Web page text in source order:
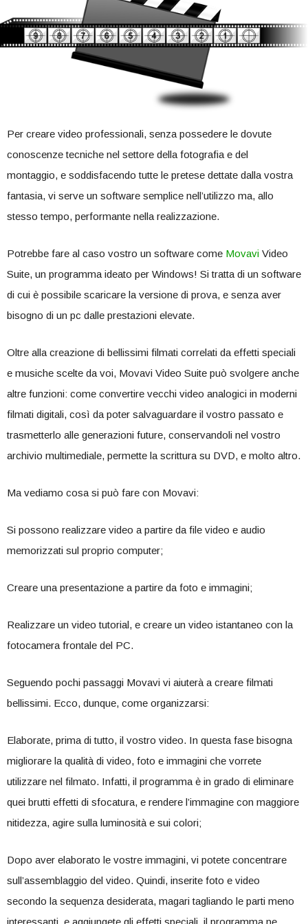
Per creare video professionali, senza possedere le dovute
conoscenze tecniche nel settore della fotografia e del
montaggio, e soddisfacendo tutte le pretese dettate dalla vostra
fantasia, vi serve un software semplice nell’utilizzo ma, allo
stesso tempo, performante nella realizzazione.
Potrebbe fare al caso vostro un software come Movavi Video
Suite, un programma ideato per Windows! Si tratta di un software
di cui è possibile scaricare la versione di prova, e senza aver
bisogno di un pc dalle prestazioni elevate.
Oltre alla creazione di bellissimi filmati correlati da effetti speciali
e musiche scelte da voi, Movavi Video Suite può svolgere anche
altre funzioni: come convertire vecchi video analogici in moderni
filmati digitali, così da poter salvaguardare il vostro passato e
trasmetterlo alle generazioni future, conservandoli nel vostro
archivio multimediale, permette la scrittura su DVD, e molto altro.
Ma vediamo cosa si può fare con Movavi:
Si possono realizzare video a partire da file video e audio
memorizzati sul proprio computer;
Creare una presentazione a partire da foto e immagini;
Realizzare un video tutorial, e creare un video istantaneo con la
fotocamera frontale del PC.
Seguendo pochi passaggi Movavi vi aiuterà a creare filmati
bellissimi. Ecco, dunque, come organizzarsi:
Elaborate, prima di tutto, il vostro video. In questa fase bisogna
migliorare la qualità di video, foto e immagini che vorrete
utilizzare nel filmato. Infatti, il programma è in grado di eliminare
quei brutti effetti di sfocatura, e rendere l’immagine con maggiore
nitidezza, agire sulla luminosità e sui colori;
Dopo aver elaborato le vostre immagini, vi potete concentrare
sull’assemblaggio del video. Quindi, inserite foto e video
secondo la sequenza desiderata, magari tagliando le parti meno